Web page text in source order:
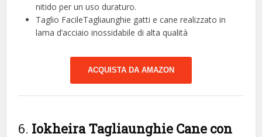
nitido per un uso duraturo.
Taglio FacileTagliaunghie gatti e cane realizzato in
lama d’acciaio inossidabile di alta qualità
ACQUISTA DA AMAZON
6. Iokheira Tagliaunghie Cane con